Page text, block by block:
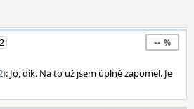
--
: Jo, dík. Na to už jsem úplně zapomel. Je